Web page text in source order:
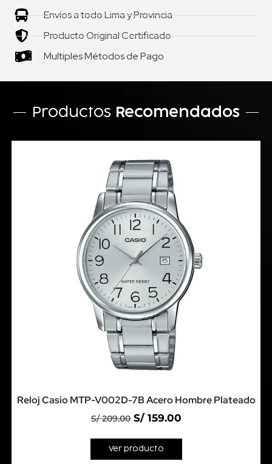
Envíos a todo Lima y Provincia
Producto Original Certificado
Multiples Métodos de Pago
Productos Recomendados
Reloj Casio MTP-V002D-7B Acero Hombre Plateado
S/209.00 S/159.00
Ver producto